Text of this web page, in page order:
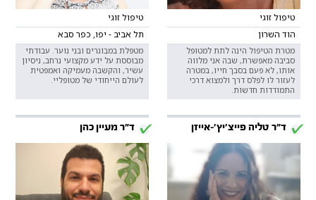
טיפול זוגי
הוד השרון
מטרת הטיפול הינה לתת למטופל
סביבה מאפשרת, שבה אני מלווה
אותו, לא פעם בסבך חייו, במטרה
לעזור לו לפלס דרך ולמצוא דרכי
התמודדות חדשות.
טיפול זוגי
תל אביב - יפו, כפר סבא
מטפלת במבוגרים ובני נוער. עבודתי
מבוססת על ידע מקצועי נרחב, ניסיון
עשיר, והקשבה מעמיקה ואמפטית
לעולם הייחודי של מטופליי.
ד"ר טליה פייצ'יץ'-אייזן ד"ר מעיין כהן